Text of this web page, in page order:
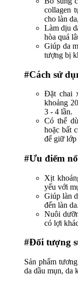
collagen
cho làn
Làm dịu
hòa quá
Giúp da
tượng bị
#Cách sử
Đặt chai
khoảng
3 - 4 lần.
Có thể
hoặc bất
để giữ lớp
#Ưu điểm
Xịt
yếu với
Giúp làn
đến làn da.
Nuôi
có lợi
#Đối tượng
Sản phẩm
da dầu mụn, da